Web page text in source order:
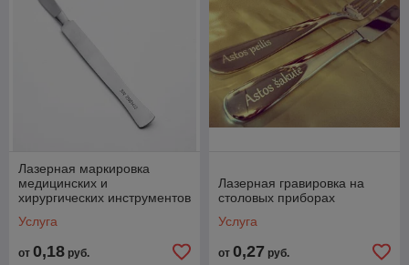
Лазерная маркировка
медицинских и
хирургических инструментов
Услуга
от 0,18 руб.
Лазерная гравировка на
столовых приборах
Услуга
от 0,27 руб.